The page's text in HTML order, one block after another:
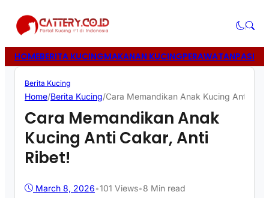
HOMEBERITA KUCINGMAKANAN KUCINGPERAWATANPASIR
Berita Kucing
Home/Berita Kucing/Cara Memandikan Anak Kucing Anti
Cara Memandikan Anak
Kucing Anti Cakar, Anti
Ribet!
March 8, 2026•101 Views•8 Min read